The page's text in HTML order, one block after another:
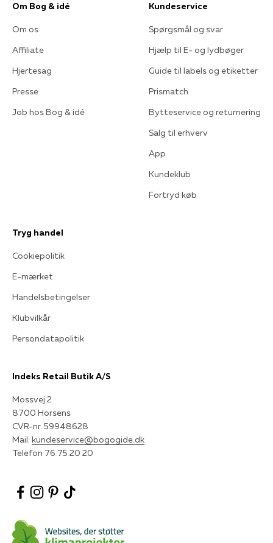
Om Bog & idé
Om os
Affiliate
Hjertesag
Presse
Job hos Bog & idé
Kundeservice
Spørgsmål og svar
Hjælp til E- og lydbøger
Guide til labels og etiketter
Prismatch
Bytteservice og returnering
Salg til erhverv
App
Kundeklub
Fortryd køb
Tryg handel
Cookiepolitik
E-mærket
Handelsbetingelser
Klubvilkår
Persondatapolitik
Indeks Retail Butik A/S
Mossvej 2
8700 Horsens
CVR-nr. 59948628
Mail: kundeservice@bogogide.dk
Telefon 76 75 20 20